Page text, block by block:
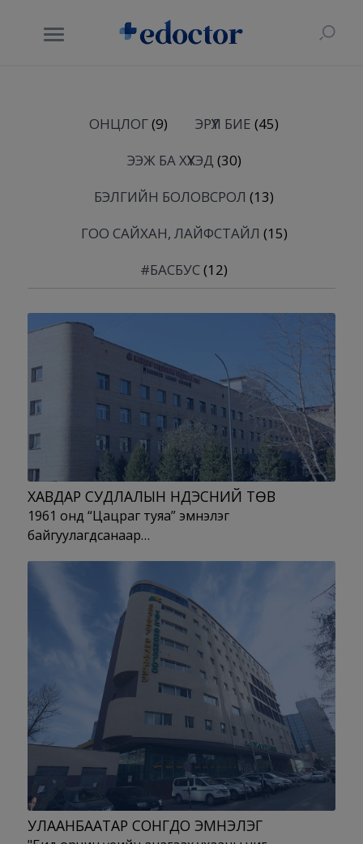
ОНЦЛОГ(9) ЭРҮҮЛ БИЕ (45)
ЭЭЖ БА ХҮҮХЭД (30)
БЭЛГИЙН БОЛОВСРОЛ (13)
ГОО САЙХАН, ЛАЙФСТАЙЛ (15)
#БАСБУС(12)
ХАВДАР СУДЛАЛЫН ҮНДЭСНИЙ ТӨВ
1961 онд “Цацраг туяа” эмнэлэг
байгуулагдсанаар…
УЛААНБААТАР СОНГДО ЭМНЭЛЭГ